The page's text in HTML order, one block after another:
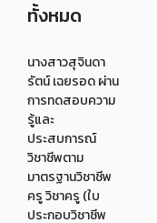
ทั้งหมด
นางสาวสุจินดา
รัตน์ เฉยรอด ผ่าน
การทดสอบความ
รู้และ
ประสบการณ์
วิชาชีพตาม
มาตรฐานวิชาชีพ
ครู วิชาครู (ใบ
ประกอบวิชาชีพ